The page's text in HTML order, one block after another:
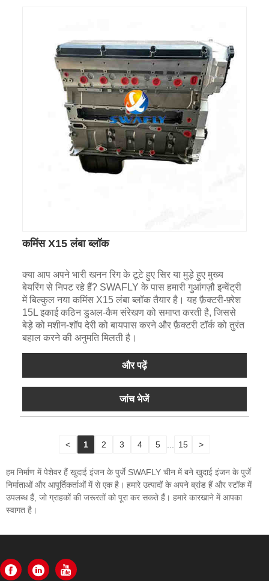
कमिंस X15 लंबा ब्लॉक
क्या आप अपने भारी खनन रिग के टूटे हुए सिर या मुड़े हुए मुख्य
बेयरिंग से निपट रहे हैं? SWAFLY के पास हमारी गुआंगज़ौ इन्वेंट्री
में बिल्कुल नया कमिंस X15 लंबा ब्लॉक तैयार है। यह फ़ैक्टरी-फ़्रेश
15L इकाई कठिन डुअल-कैम संरेखण को समाप्त करती है, जिससे
बेड़े को मशीन-शॉप देरी को बायपास करने और फ़ैक्टरी टॉर्क को तुरंत
बहाल करने की अनुमति मिलती है।
और पढ़ें
जांच भेजें
< 1 2 3 4 5 15 >
हम निर्माण में पेशेवर हैं खुदाई इंजन के पुर्जे SWAFLY चीन में बने खुदाई इंजन के पुर्जे
निर्माताओं और आपूर्तिकर्ताओं में से एक है। हमारे उत्पादों के अपने ब्रांड हैं और स्टॉक में
उपलब्ध हैं, जो ग्राहकों की जरूरतों को पूरा कर सकते हैं। हमारे कारखाने में आपका
स्वागत है।